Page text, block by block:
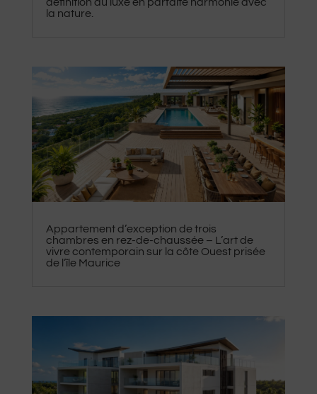
définition du luxe en parfaite harmonie avec
la nature.
Appartement d’exception de trois
chambres en rez-de-chaussée – L’art de
vivre contemporain sur la côte Ouest prisée
de l’île Maurice